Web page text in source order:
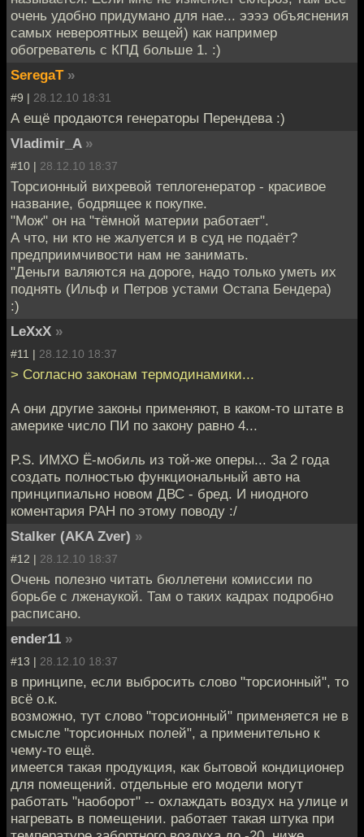
очень удобно придумано для нае... ээээ объяснения
самых невероятных вещей) как например
обогреватель с КПД больше 1. :)
SeregaT »
#9 | 28.12.10 18:31
А ещё продаются генераторы Перендева :)
Vladimir_A »
#10 | 28.12.10 18:37
Торсионный вихревой теплогенератор - красивое
название, бодрящее к покупке.
"Мож" он на "тёмной материи работает".
А что, ни кто не жалуется и в суд не подаёт?
предприимчивости нам не занимать.
"Деньги валяются на дороге, надо только уметь их
поднять (Ильф и Петров устами Остапа Бендера)
:)
LeXxX »
#11 | 28.12.10 18:37
> Согласно законам термодинамики...
А они другие законы применяют, в каком-то штате в
америке число ПИ по закону равно 4...
P.S. ИМХО Ё-мобиль из той-же оперы... За 2 года
создать полностью функциональный авто на
принципиально новом ДВС - бред. И ниодного
коментария РАН по этому поводу :/
Stalker (AKA Zver) »
#12 | 28.12.10 18:37
Очень полезно читать бюллетени комиссии по
борьбе с лженаукой. Там о таких кадрах подробно
расписано.
ender11 »
#13 | 28.12.10 18:37
в принципе, если выбросить слово "торсионный", то
всё о.к.
возможно, тут слово "торсионный" применяется не в
смысле "торсионных полей", а применительно к
чему-то ещё.
имеется такая продукция, как бытовой кондиционер
для помещений. отдельные его модели могут
работать "наоборот" -- охлаждать воздух на улице и
нагревать в помещении. работает такая штука при